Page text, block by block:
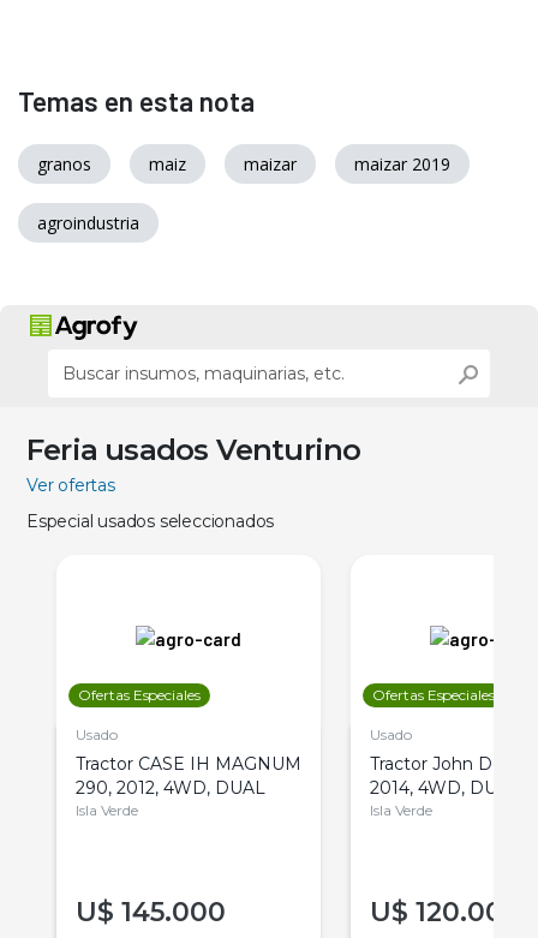
Temas en esta nota
granos maiz maizar maizar 2019
agroindustria
Feria usados Venturino
Ver ofertas
Especial usados seleccionados
Ofertas Especiales
Usado
Tractor CASE IH MAGNUM
290, 2012, 4WD, DUAL
Isla Verde
U$ 145.000
Ofertas Especiales
Usado
Tractor John Deere
2014, 4WD, DUAL
Isla Verde
U$ 120.000